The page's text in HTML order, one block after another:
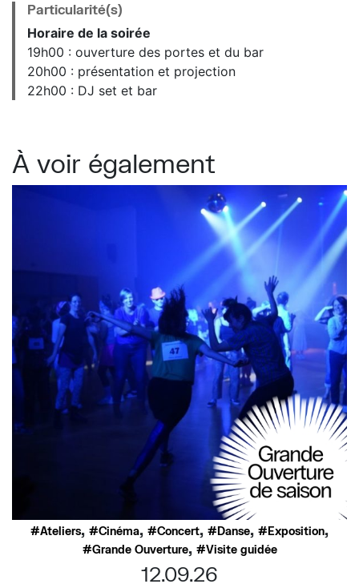
Particularité(s)
Horaire de la soirée
19h00 : ouverture des portes et du bar
20h00 : présentation et projection
22h00 : DJ set et bar
À voir également
Ateliers, Cinéma, Concert, Danse, Exposition,
Grande Ouverture, Visite guidée
12.09.26